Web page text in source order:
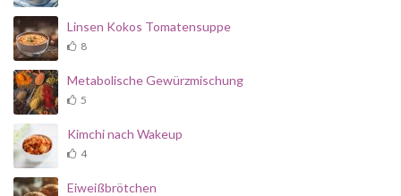
Linsen Kokos Tomatensuppe
8
Metabolische Gewürzmischung
5
Kimchi nach Wakeup
4
Eiweißbrötchen